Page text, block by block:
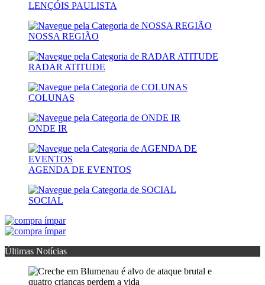
LENÇÓIS PAULISTA
NOSSA REGIÃO
RADAR ATITUDE
COLUNAS
ONDE IR
AGENDA DE EVENTOS
SOCIAL
Últimas Notícias